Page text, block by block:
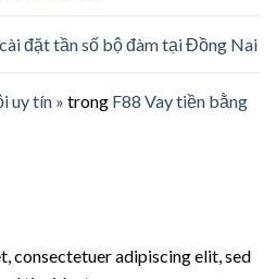
đặt tần số bộ đàm tại Đồng Nai
uy tín » trong F88 Vay tiền bằng
consectetuer adipiscing elit, sed